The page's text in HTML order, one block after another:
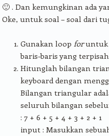
🙂 . Dan kemungkinan ada
Oke, untuk soal – soal dari
Gunakan loop foruntuk
baris-baris yang
Hitunglah bilangan
keyboard dengan
Bilangan triangular
seluruh bilangan
: 7 + 6 + 5 + 4 + 3 + 2 + 1
input : Masukkan